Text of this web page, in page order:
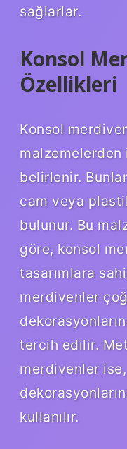
sağlarlar.
Konsol
Özellikleri
Konsol
malzemelerden
belirlenir.
cam veya
bulunur. Bu
göre, konsol
tasarımlara
merdivenler
tercih edilir.
merdivenler
kullanılır.